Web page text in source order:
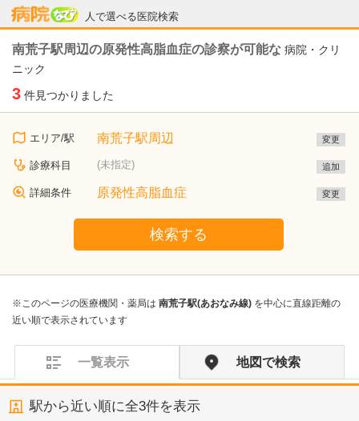
人で選べる医院検索
病院なび
南荒子駅周辺の原発性高脂血症の診察が可能な 病院・クリ
ニック
3 件見つかりました
エリア/駅 南荒子駅周辺 変更
診療科目 (未指定) 追加
詳細条件 原発性高脂血症 変更
検索する
※このページの医療機関・薬局は 南荒子駅(あおなみ線) を中心に直線距離の
近い順で表示されています
一覧表示 地図で検索
駅から近い順に全3件を表示